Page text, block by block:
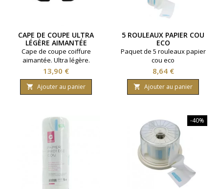
CAPE DE COUPE ULTRA
LÉGÈRE AIMANTÉE
Cape de coupe coiffure
aimantée. Ultra légère.
Coloris noir.
Prix
13,90 €
 Ajouter au panier
5 ROULEAUX PAPIER COU
ECO
Paquet de 5 rouleaux papier
cou eco
Prix
8,64 €
 Ajouter au panier
-40%